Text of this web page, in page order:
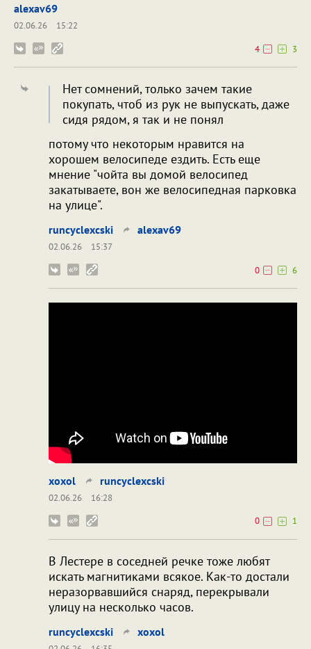
alexav69
02.06.26
15:22
4
3
Нет сомнений, только зачем такие
покупать, чтоб из рук не выпускать, даже
сидя рядом, я так и не понял
потому что некоторым нравится на
хорошем велосипеде ездить. Есть еще
мнение "чойта вы домой велосипед
закатываете, вон же велосипедная парковка
на улице".
runcyclexcski alexav69
02.06.26
15:37
0
6
xoxol runcyclexcski
02.06.26
16:28
0
1
В Лестере в соседней речке тоже любят
искать магнитиками всякое. Как-то достали
неразорвавшийся снаряд, перекрывали
улицу на несколько часов.
runcyclexcski xoxol